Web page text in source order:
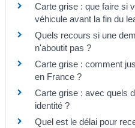
Carte grise : que faire si
véhicule avant la fin du
Quels recours si une
n'aboutit pas ?
Carte grise : comment
en France ?
Carte grise : avec quels
identité ?
Quel est le délai pour